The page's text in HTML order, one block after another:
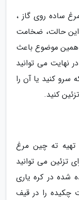
ساده روی گاز ،
این حالت، ضخامت
موضوع باعث
نهایت می توانید
کنید یا آن را
کنید.
ته چین مرغ
تزئین می توانید
شده در کره یاری
چکیده را در قیف